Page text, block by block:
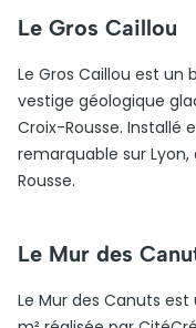
Le Gros Caillou
Le Gros Caillou est
vestige géologique
Croix-Rousse. Installé
remarquable sur
Rousse.
Le Mur des
Le Mur des Canuts